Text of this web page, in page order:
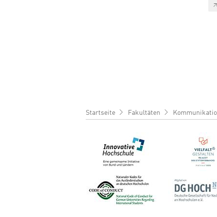
Pfadnavigation
Startseite Fakultäten